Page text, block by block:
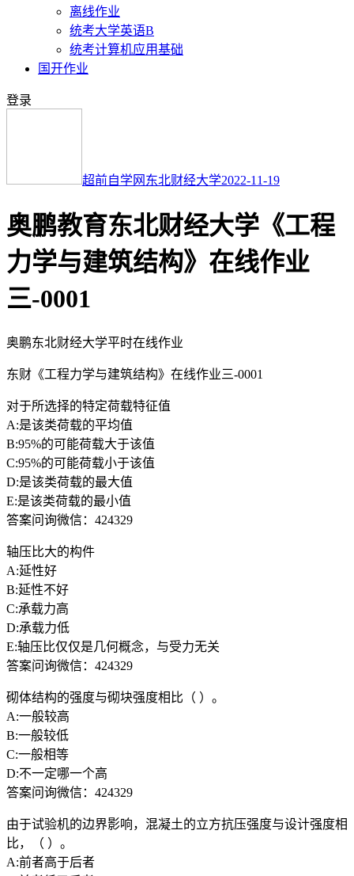
离线作业
统考大学英语B
统考计算机应用基础
国开作业
登录
超前自学网 东北财经大学2022-11-19
奥鹏教育东北财经大学《工程
力学与建筑结构》在线作业
三-0001
奥鹏东北财经大学平时在线作业
东财《工程力学与建筑结构》在线作业三-0001
对于所选择的特定荷载特征值
A:是该类荷载的平均值
B:95%的可能荷载大于该值
C:95%的可能荷载小于该值
D:是该类荷载的最大值
E:是该类荷载的最小值
答案问询微信：424329
轴压比大的构件
A:延性好
B:延性不好
C:承载力高
D:承载力低
E:轴压比仅仅是几何概念，与受力无关
答案问询微信：424329
砌体结构的强度与砌块强度相比（ ）。
A:一般较高
B:一般较低
C:一般相等
D:不一定哪一个高
答案问询微信：424329
由于试验机的边界影响，混凝土的立方抗压强度与设计强度相
比，（ ）。
A:前者高于后者